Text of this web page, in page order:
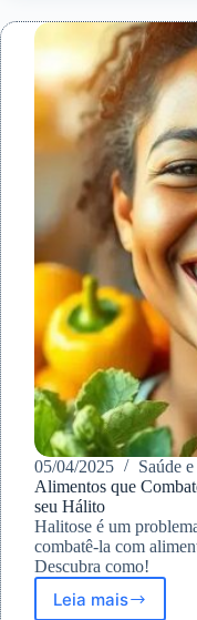
Sintomas
Para
Halitose
05/04/2025
Saúde
Alimentos que
seu Hálito
Halitose é um
combatê-la com
Descubra como!
Leia maisAlimentos